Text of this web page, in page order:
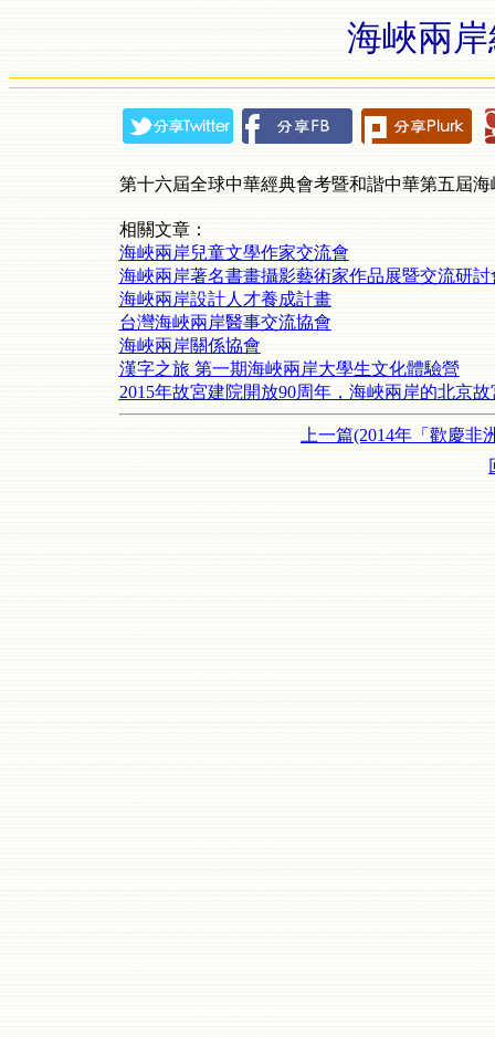
海峽兩
第十六屆全球中華經典會考暨和諧中華第五屆
相關文章：
海峽兩岸兒童文學作家交流會
海峽兩岸著名書畫攝影藝術家作品展暨交流研討
海峽兩岸設計人才養成計畫
台灣海峽兩岸醫事交流協會
海峽兩岸關係協會
漢字之旅 第一期海峽兩岸大學生文化體驗營
2015年故宮建院開放90周年，海峽兩岸的北京
上一篇(2014年「歡慶非